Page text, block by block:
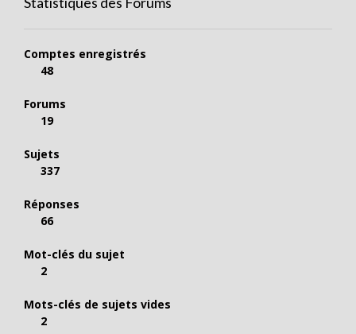
Comptes enregistrés
48
Forums
19
Sujets
337
Réponses
66
Mot-clés du sujet
2
Mots-clés de sujets vides
2